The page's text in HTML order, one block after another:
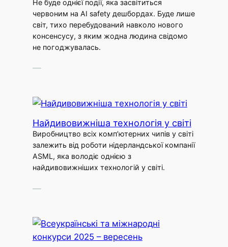
Не буде однієї події, яка засвітиться
червоним на AI safety дешбордах. Буде лише
світ, тихо перебудований навколо нового
консенсусу, з яким жодна людина свідомо
не погоджувалась.
—
Найдивовижніша технологія у світі
Виробництво всіх комп’ютерних чипів у світі
залежить від роботи нідерландської компанії
ASML, яка володіє однією з
найдивовижніших технологій у світі.
—